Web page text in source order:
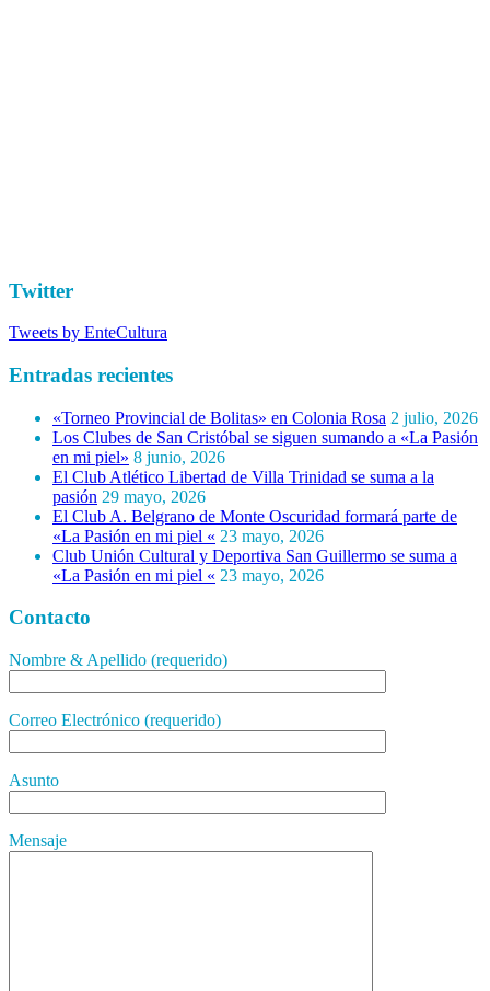
Twitter
Tweets by EnteCultura
Entradas recientes
«Torneo Provincial de Bolitas» en Colonia Rosa 2 julio, 2026
Los Clubes de San Cristóbal se siguen sumando a «La Pasión
en mi piel» 8 junio, 2026
El Club Atlético Libertad de Villa Trinidad se suma a la
pasión 29 mayo, 2026
El Club A. Belgrano de Monte Oscuridad formará parte de
«La Pasión en mi piel « 23 mayo, 2026
Club Unión Cultural y Deportiva San Guillermo se suma a
«La Pasión en mi piel « 23 mayo, 2026
Contacto
Nombre & Apellido (requerido)
Correo Electrónico (requerido)
Asunto
Mensaje